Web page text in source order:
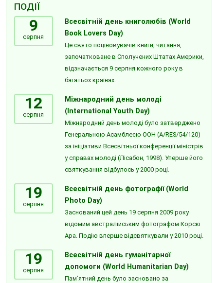
ПОДІЇ
9
серпня
Всесвітній день книголюбів (World
Book Lovers Day)
Це свято поціновувачів книги, читання,
започатковане в Сполучених Штатах Америки,
відзначається 9 серпня кожного року в
багатьох країнах.
12
серпня
Міжнародний день молоді
(International Youth Day)
Міжнародний день молоді було затверджено
Генеральною Асамблеєю ООН (A/RES/54/120)
за ініціативи Всесвітньої конференції міністрів
у справах молоді (Лісабон, 1998). Уперше його
святкування відбулось у 2000 році.
19
серпня
Всесвітній день фотографії (World
Photo Day)
Заснований цей день 19 серпня 2009 року
відомим австралійським фотографом Корскі
Ара. Подію вперше відсвяткували у 2010 році.
19
серпня
Всесвітній день гуманітарної
допомоги (World Humanitarian Day)
Пам’ятний день було засновано за